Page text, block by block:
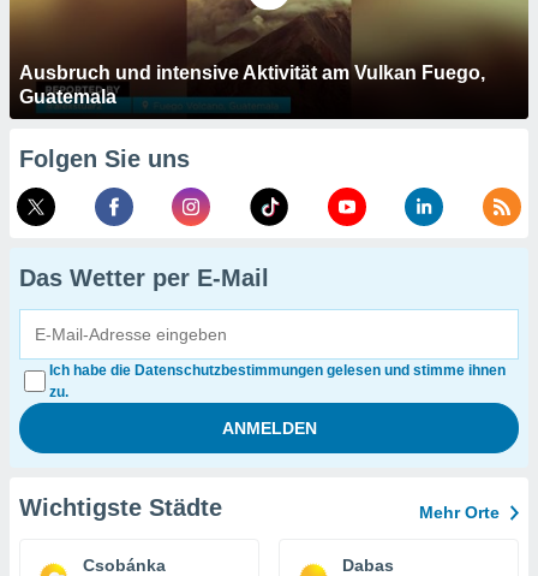
Ausbruch und intensive Aktivität am Vulkan Fuego,
Guatemala
Folgen Sie uns
Das Wetter per E-Mail
Ich habe die Datenschutzbestimmungen gelesen und stimme ihnen
zu.
Wichtigste Städte Mehr Orte
Csobánka Dabas